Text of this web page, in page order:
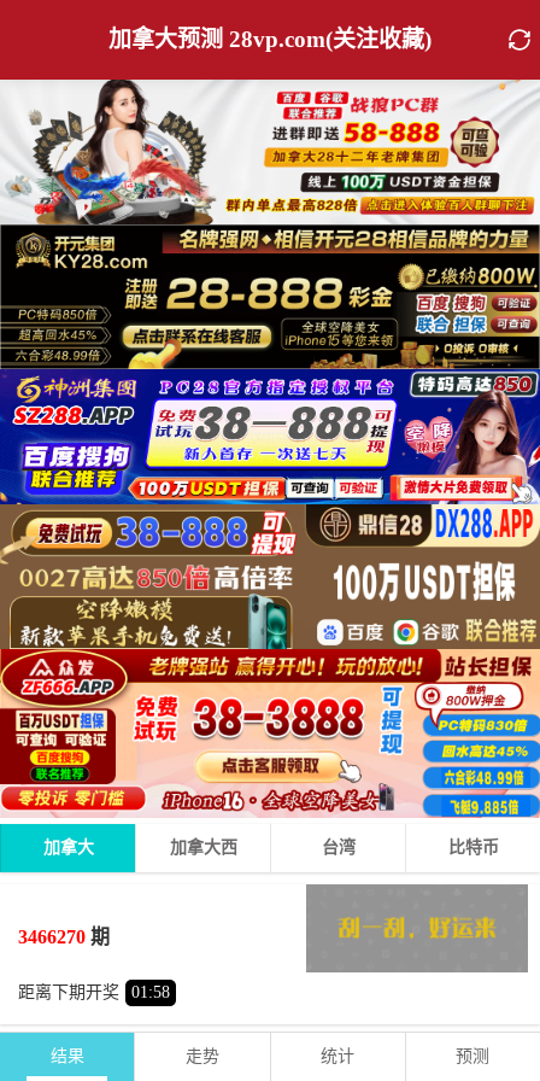
加拿大预测 28vp.com(关注收藏)
加拿大 加拿大西 台湾 比特币
3466270 期
距离下期开奖 01:57
6 + 6 + 3 = 15
期号 号码
结果 走势 统计 预测